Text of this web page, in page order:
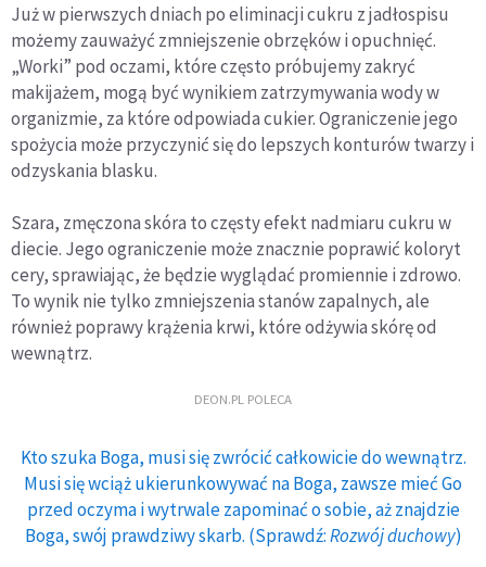
Już w pierwszych dniach po eliminacji cukru z jadłospisu
możemy zauważyć zmniejszenie obrzęków i opuchnięć.
„Worki” pod oczami, które często próbujemy zakryć
makijażem, mogą być wynikiem zatrzymywania wody w
organizmie, za które odpowiada cukier. Ograniczenie jego
spożycia może przyczynić się do lepszych konturów twarzy i
odzyskania blasku.
Szara, zmęczona skóra to częsty efekt nadmiaru cukru w
diecie. Jego ograniczenie może znacznie poprawić koloryt
cery, sprawiając, że będzie wyglądać promiennie i zdrowo.
To wynik nie tylko zmniejszenia stanów zapalnych, ale
również poprawy krążenia krwi, które odżywia skórę od
wewnątrz.
DEON.PL POLECA
Kto szuka Boga, musi się zwrócić całkowicie do wewnątrz.
Musi się wciąż ukierunkowywać na Boga, zawsze mieć Go
przed oczyma i wytrwale zapominać o sobie, aż znajdzie
Boga, swój prawdziwy skarb. (Sprawdź:Rozwój duchowy)